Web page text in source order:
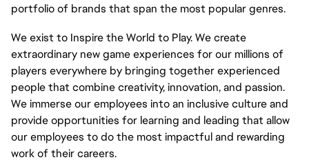
portfolio of brands that span the most popular genres.
We exist to Inspire the World to Play. We create
extraordinary new game experiences for our millions of
players everywhere by bringing together experienced
people that combine creativity, innovation, and passion.
We immerse our employees into an inclusive culture and
provide opportunities for learning and leading that allow
our employees to do the most impactful and rewarding
work of their careers.